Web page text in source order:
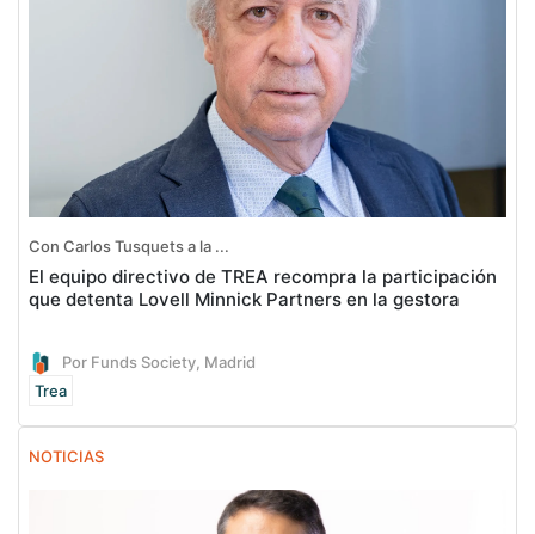
Con Carlos Tusquets a la ...
El equipo directivo de TREA recompra la participación
que detenta Lovell Minnick Partners en la gestora
Por Funds Society, Madrid
Trea
NOTICIAS